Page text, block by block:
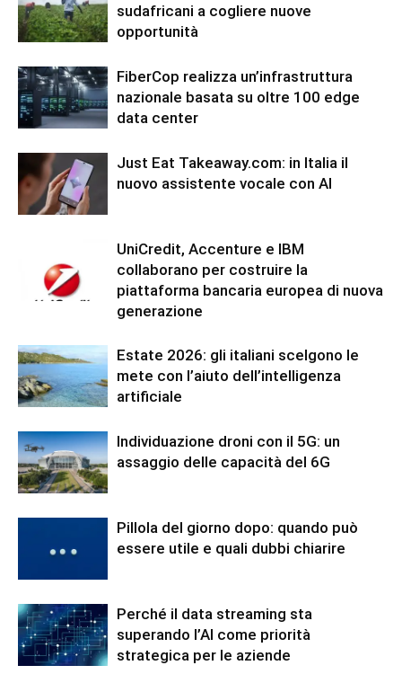
sudafricani a cogliere nuove
opportunità
FiberCop realizza un’infrastruttura
nazionale basata su oltre 100 edge
data center
Just Eat Takeaway.com: in Italia il
nuovo assistente vocale con AI
UniCredit, Accenture e IBM
collaborano per costruire la
piattaforma bancaria europea di nuova
generazione
Estate 2026: gli italiani scelgono le
mete con l’aiuto dell’intelligenza
artificiale
Individuazione droni con il 5G: un
assaggio delle capacità del 6G
Pillola del giorno dopo: quando può
essere utile e quali dubbi chiarire
Perché il data streaming sta
superando l’AI come priorità
strategica per le aziende